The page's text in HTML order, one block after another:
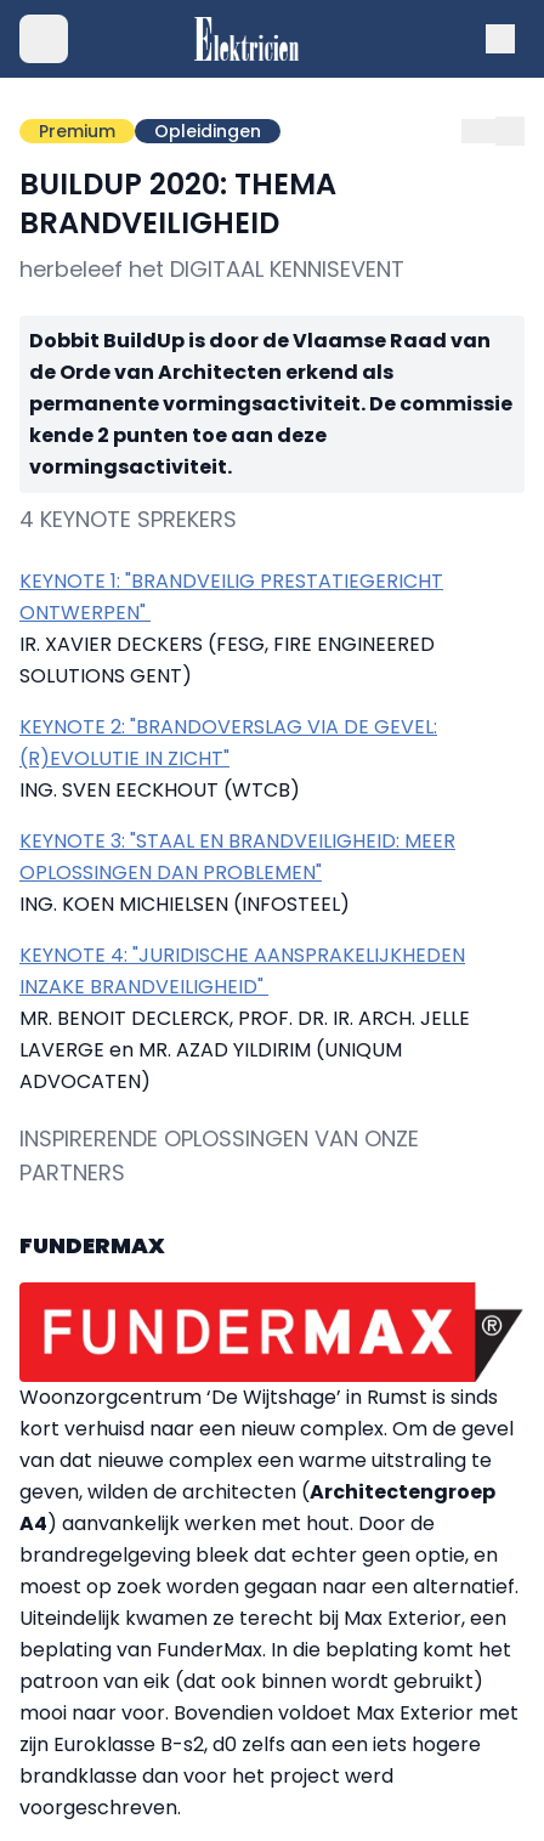
Premium Opleidingen
BUILDUP 2020: THEMA
BRANDVEILIGHEID
herbeleef het DIGITAAL KENNISEVENT
Dobbit BuildUp is door de Vlaamse Raad van
de Orde van Architecten erkend als
permanente vormingsactiviteit. De commissie
kende 2 punten toe aan deze
vormingsactiviteit.
4 KEYNOTE SPREKERS
KEYNOTE 1: "BRANDVEILIG PRESTATIEGERICHT
ONTWERPEN"
IR. XAVIER DECKERS (FESG, FIRE ENGINEERED
SOLUTIONS GENT)
KEYNOTE 2: "BRANDOVERSLAG VIA DE GEVEL:
(R)EVOLUTIE IN ZICHT"
ING. SVEN EECKHOUT (WTCB)
KEYNOTE 3: "STAAL EN BRANDVEILIGHEID: MEER
OPLOSSINGEN DAN PROBLEMEN"
ING. KOEN MICHIELSEN (INFOSTEEL)
KEYNOTE 4: "JURIDISCHE AANSPRAKELIJKHEDEN
INZAKE BRANDVEILIGHEID"
MR. BENOIT DECLERCK, PROF. DR. IR. ARCH. JELLE
LAVERGE en MR. AZAD YILDIRIM (UNIQUM
ADVOCATEN)
INSPIRERENDE OPLOSSINGEN VAN ONZE
PARTNERS
FUNDERMAX
Woonzorgcentrum ‘De Wijtshage’ in Rumst is sinds
kort verhuisd naar een nieuw complex. Om de gevel
van dat nieuwe complex een warme uitstraling te
geven, wilden de architecten (Architectengroep
A4) aanvankelijk werken met hout. Door de
brandregelgeving bleek dat echter geen optie, en
moest op zoek worden gegaan naar een alternatief.
Uiteindelijk kwamen ze terecht bij Max Exterior, een
beplating van FunderMax. In die beplating komt het
patroon van eik (dat ook binnen wordt gebruikt)
mooi naar voor. Bovendien voldoet Max Exterior met
zijn Euroklasse B-s2, d0 zelfs aan een iets hogere
brandklasse dan voor het project werd
voorgeschreven.